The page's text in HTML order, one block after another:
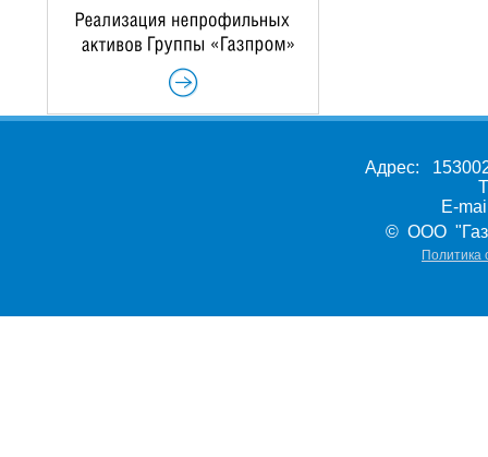
Адрес:
E-
© ООО
Политика